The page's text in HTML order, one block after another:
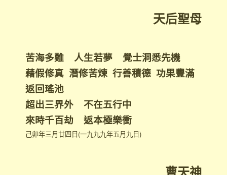
天后聖母
苦海多難 人生若夢 覺士洞悉先機
藉假修真 潛修苦煉 行善積德 功果豐滿
返回瑤池
超出三界外 不在五行中
來時千百劫 返本極樂衝
己卯年三月廿四日(一九九九年五月九日)
曹天神